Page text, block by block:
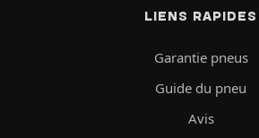
LIENS RAPIDES
Garantie pneus
Guide du pneu
Avis